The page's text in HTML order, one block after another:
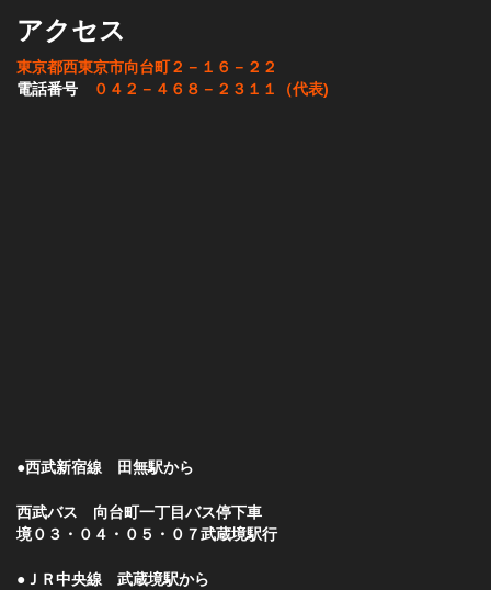
アクセス
東京都西東京市向台町２－１６－２２
電話番号
０４２－４６８－２３１１（代表)
●西武新宿線 田無駅から
西武バス 向台町一丁目バス停下車
境０３・０４・０５・０７武蔵境駅行
●ＪＲ中央線 武蔵境駅から